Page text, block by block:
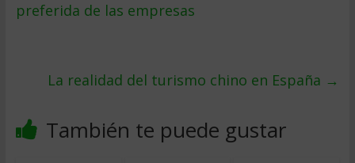
preferida de las empresas
La realidad del turismo chino en España →
También te puede gustar